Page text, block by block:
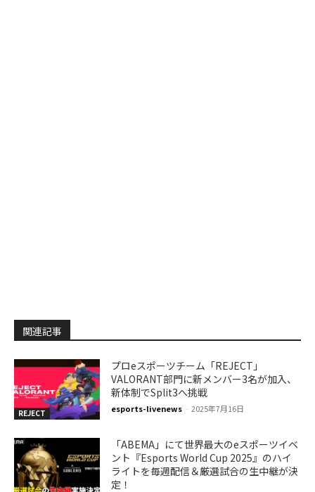
関連記事
REJECT
プロeスポーツチーム「REJECT」
VALORANT部門に新メンバー3名が加入、
新体制でSplit3へ挑戦
esports-livenews - 2025年7月16日
「ABEMA」にて世界最大のeスポーツイベ
ント『Esports World Cup 2025』のハイ
ライトを毎週配信＆厳選試合の生中継が決
定！